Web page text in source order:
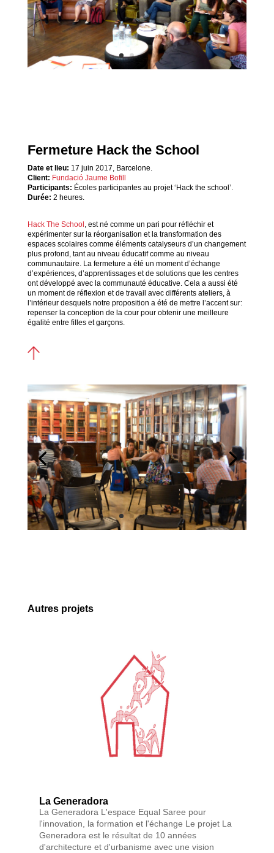
Fermeture Hack the School
Date et lieu: 17 juin 2017, Barcelone.
Client: Fundació Jaume Bofill
Participants: Écoles participantes au projet ‘Hack the school’.
Durée: 2 heures.
Hack The School , est né comme un pari pour réfléchir et
expérimenter sur la réorganisation et la transformation des
espaces scolaires comme éléments catalyseurs d’un changement
plus profond, tant au niveau éducatif comme au niveau
communautaire. La fermeture a été un moment d’échange
d’expériences, d’apprentissages et de solutions que les centres
ont développé avec la communauté éducative. Cela a aussi été
un moment de réflexion et de travail avec différents ateliers, à
l’intérieur desquels notre proposition a été de mettre l’accent sur:
repenser la conception de la cour pour obtenir une meilleure
égalité entre filles et garçons.
Autres projets
La Generadora
La Generadora L'espace Equal Saree pour
l'innovation, la formation et l'échange Le projet La
Generadora est le résultat de 10 années
d'architecture et d'urbanisme avec une vision